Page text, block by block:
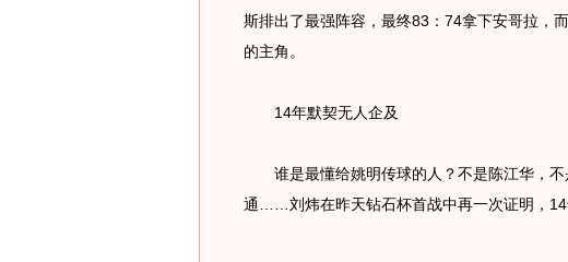
斯排出了最强阵容，最终83：74拿下安哥拉，
的主角。
14年默契无人企及
谁是最懂给姚明传球的人？不是陈江华，不
通……刘炜在昨天钻石杯首战中再一次证明，14